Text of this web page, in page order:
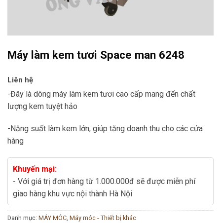
Máy làm kem tươi Space man 6248
Liên hệ
-Đây là dòng máy làm kem tươi cao cấp mang đến chất
lượng kem tuyệt hảo
-Năng suất làm kem lớn, giúp tăng doanh thu cho các cửa
hàng
Khuyến mại:
- Với giá trị đơn hàng từ 1.000.000đ sẽ được miễn phí
giao hàng khu vực nội thành Hà Nội
Danh mục: MÁY MÓC, Máy móc - Thiết bị khác